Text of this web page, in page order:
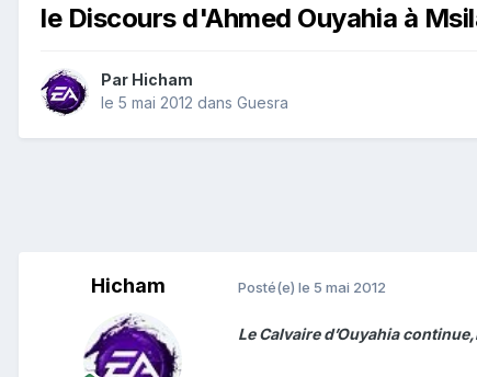
le Discours d'Ahmed Ouyahia à
Par Hicham
le 5 mai 2012 dans Guesra
Hicham Posté(e) le 5 mai 2012
Le Calvaire d’Ouyahia